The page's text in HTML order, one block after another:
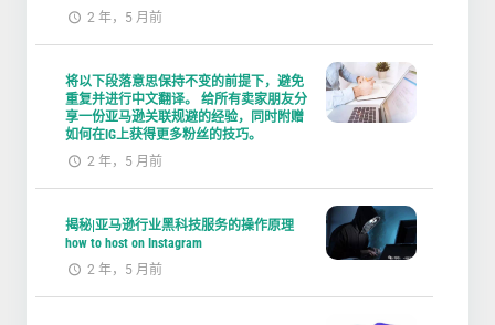
2 年，5 月前
将以下段落意思保持不变的前提下，避免
重复并进行中文翻译。 给所有卖家朋友分
享一份亚马逊关联规避的经验，同时附赠
如何在IG上获得更多粉丝的技巧。
2 年，5 月前
揭秘|亚马逊行业黑科技服务的操作原理
how to host on Instagram
2 年，5 月前